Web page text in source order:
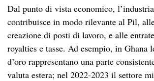
Dal punto di vista economico,
contribuisce in modo rilevante al Pil,
creazione di posti di lavoro, e alle
royalties e tasse. Ad esempio, in Ghana
d’oro rappresentano una parte
valuta estera; nel 2022-2023 il settore